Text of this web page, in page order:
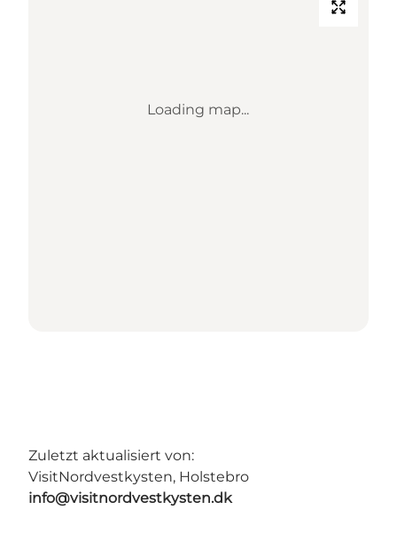
Loading map...
Zuletzt aktualisiert von:
VisitNordvestkysten, Holstebro
info@visitnordvestkysten.dk